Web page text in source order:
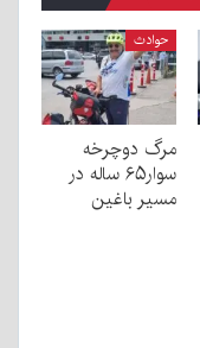
حوادث
مرگ دوچرخه
سوار۶۵ ساله در
مسیر باغین